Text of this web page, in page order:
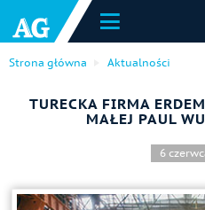
Strona główna Aktualności
TURECKA FIRMA
MAŁEJ PAUL
6